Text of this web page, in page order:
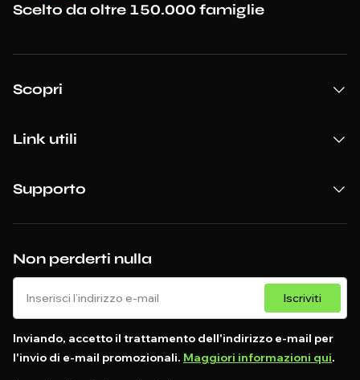
Non perderti nulla
Iscriviti
Inviando, accetto il trattamento dell'indirizzo e-mail per
l'invio di e-mail promozionali. Maggiori informazioni qui.
Scelto da oltre 150.000 famiglie
Scopri
Link utili
Supporto